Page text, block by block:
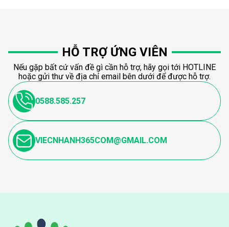
HỖ TRỢ ỨNG VIÊN
Nếu gặp bất cứ vấn đề gì cần hỗ trợ, hãy gọi tới HOTLINE
hoặc gửi thư về địa chỉ email bên dưới để được hỗ trợ.
0588.585.257
VIECNHANH365COM@GMAIL.COM